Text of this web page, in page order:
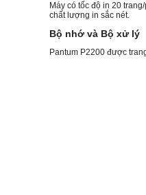
Máy có tốc độ in 20
chất lượng in sắc nét.
Bộ nhớ và Bộ xử lý
Pantum P2200 được